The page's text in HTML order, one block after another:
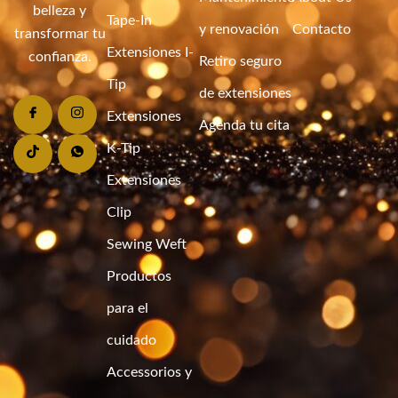
belleza y
transformar tu
confianza.
Tape-In
Extensiones I-
Tip
Extensiones
K-Tip
Extensiones
Clip
Sewing Weft
Productos
para el
cuidado
Accessorios y
y renovación
Retiro seguro
de extensiones
Agenda tu cita
Contacto